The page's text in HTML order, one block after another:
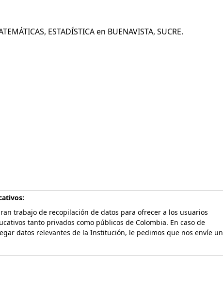
ESTADÍSTICA en BUENAVISTA, SUCRE.
trabajo de recopilación de datos para ofrecer a los usuarios
tanto privados como públicos de Colombia. En caso de
datos relevantes de la Institución, le pedimos que nos envíe un